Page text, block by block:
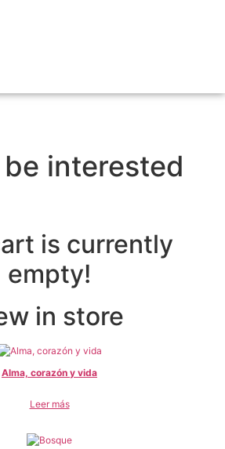
interested
is currently
empty!
in store
Alma, corazón y vida
Leer más